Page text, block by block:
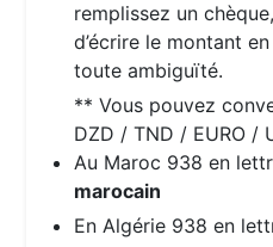
remplissez un
d’écrire le montant
toute ambiguïté.
** Vous pouvez
DZD / TND / EURO /
Au Maroc 938 en
marocain
En Algérie 938 en